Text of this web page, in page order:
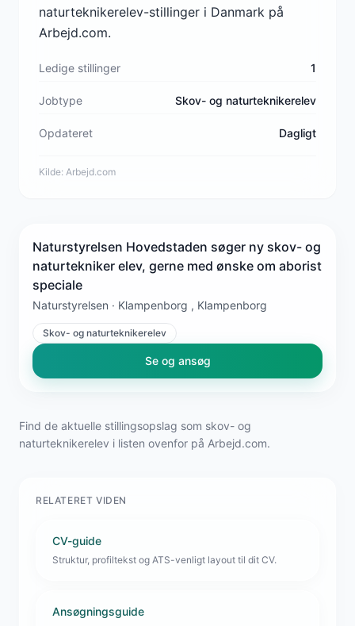
naturteknikerelev-stillinger i Danmark på
Arbejd.com.
Ledige stillinger 1
Jobtype Skov- og naturteknikerelev
Opdateret Dagligt
Kilde: Arbejd.com
Naturstyrelsen Hovedstaden søger ny skov- og
naturtekniker elev, gerne med ønske om aborist
speciale
Naturstyrelsen · Klampenborg , Klampenborg
Skov- og naturteknikerelev
Se og ansøg
Find de aktuelle stillingsopslag som skov- og
naturteknikerelev i listen ovenfor på Arbejd.com.
RELATERET VIDEN
CV-guide
Struktur, profiltekst og ATS-venligt layout til dit CV.
Ansøgningsguide